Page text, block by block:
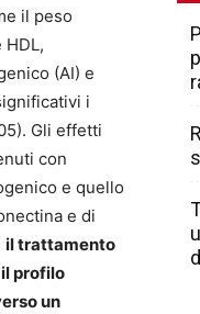
il peso
(AI) e
i
Gli effetti
con
e quello
e di
il trattamento
profilo
un